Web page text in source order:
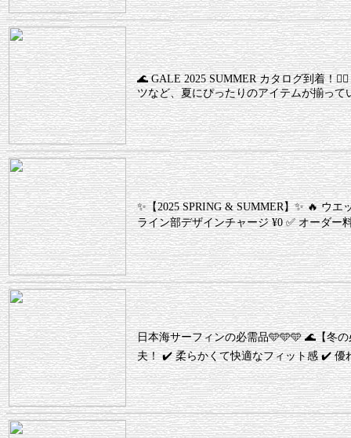
🌊 GALE 2025 SUMMER カタログ到着！
ツなど、夏にぴったりのアイテムが揃っ
✨【2025 SPRING & SUMMER】✨ 🔥 ウ
ライン部デザインチャージ ¥0 ✅ オーダー
日本海サーフィンの必需品🩵🩵🩵 🌊【冬
夫！ ✔️ 柔らかくて快適なフィット感 ✔️ 優